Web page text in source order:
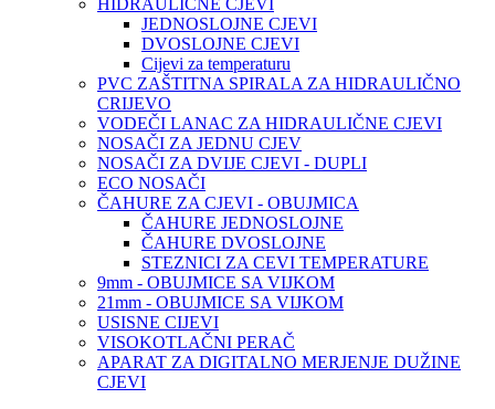
HIDRAULIČNE CJEVI
JEDNOSLOJNE CJEVI
DVOSLOJNE CJEVI
Cijevi za temperaturu
PVC ZAŠTITNA SPIRALA ZA HIDRAULIČNO
CRIJEVO
VODEČI LANAC ZA HIDRAULIČNE CJEVI
NOSAČI ZA JEDNU CJEV
NOSAČI ZA DVIJE CJEVI - DUPLI
ECO NOSAČI
ČAHURE ZA CJEVI - OBUJMICA
ČAHURE JEDNOSLOJNE
ČAHURE DVOSLOJNE
STEZNICI ZA CEVI TEMPERATURE
9mm - OBUJMICE SA VIJKOM
21mm - OBUJMICE SA VIJKOM
USISNE CIJEVI
VISOKOTLAČNI PERAČ
APARAT ZA DIGITALNO MERJENJE DUŽINE
CJEVI